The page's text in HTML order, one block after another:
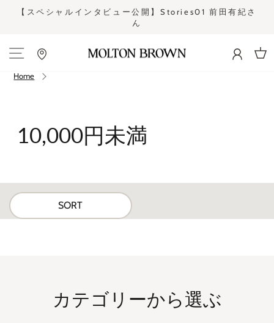
【スペシャルインタビュー公開】Stories01 前田有紀さ
ん
Site navigation
Home
10,000円未満
SORT
カテゴリーから選ぶ